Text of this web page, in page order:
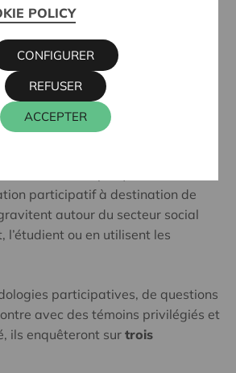
envisager un monde avec plus de
de la Transformation sociale
inédites
, sous forme d’
pour interroger le réel et intégrer
de faire ou de penser.
Sociale (ETS) est un
participatif à destination de
autour du secteur social
l’étudient ou en utilisent les
participatives, de questions
avec des témoins privilégiés et
ils enquêteront sur trois
POLICY
ACCEPTER
REFUSER
CONFIGURER